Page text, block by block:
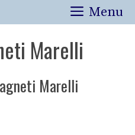
Menu
Marelli
Marelli